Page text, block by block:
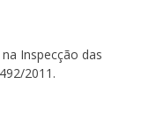
Inspecção das
2011.